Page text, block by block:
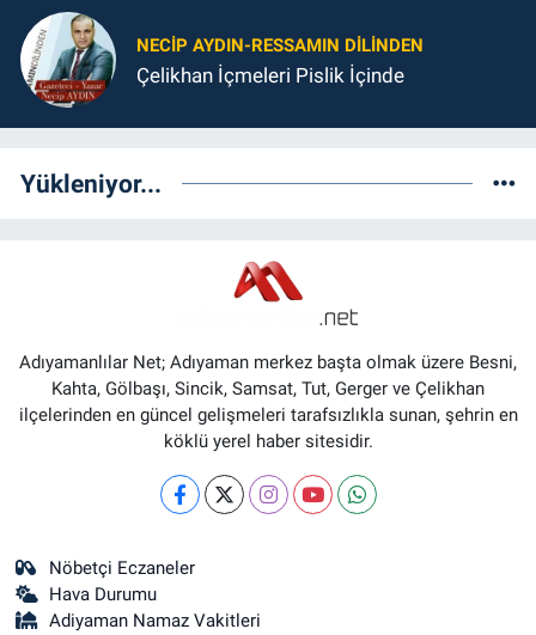
NECIP AYDIN-RESSAMIN DILINDEN
Çelikhan İçmeleri Pislik İçinde
Yükleniyor...
Adıyamanlılar Net; Adıyaman merkez başta olmak üzere Besni,
Kahta, Gölbaşı, Sincik, Samsat, Tut, Gerger ve Çelikhan
ilçelerinden en güncel gelişmeleri tarafsızlıkla sunan, şehrin en
köklü yerel haber sitesidir.
Nöbetçi Eczaneler
Hava Durumu
Adiyaman Namaz Vakitleri